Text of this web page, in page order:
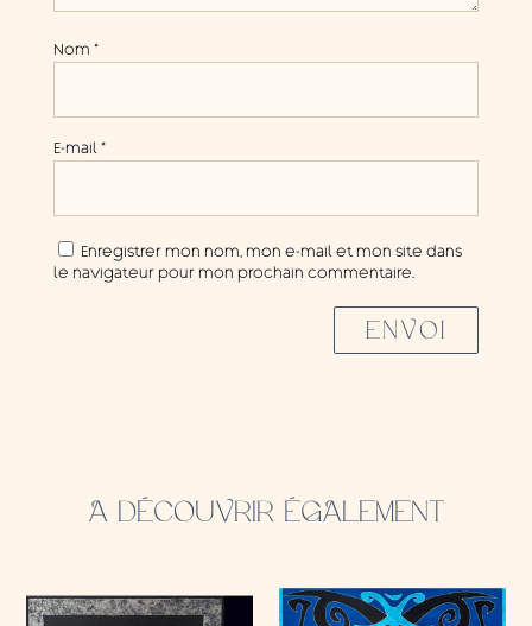
Nom *
E-mail *
Enregistrer mon nom, mon e-mail et mon site dans
le navigateur pour mon prochain commentaire.
ENVOI
A DÉCOUVRIR ÉGALEMENT